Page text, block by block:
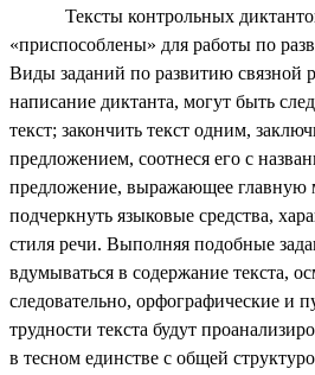
Тексты контрольных
«приспособлены» для работы по
Виды заданий по развитию связной
написание диктанта, могут быть
текст; закончить текст одним,
предложением, соотнеся его с
предложение, выражающее главную
подчеркнуть языковые средства,
стиля речи. Выполняя подобные
вдумываться в содержание текста,
следовательно, орфографические и
трудности текста будут
в тесном единстве с общей